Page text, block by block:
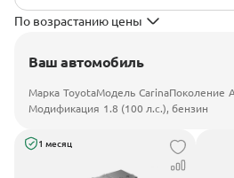
По возрастанию цены
Ваш автомобиль
Марка ToyotaМодель CarinaПоколение
Модификация 1.8 (100 л.с.), бензин
1 месяц